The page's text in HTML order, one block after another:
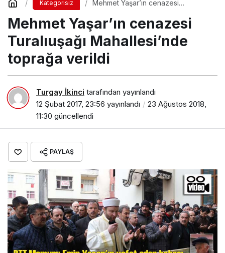
Kategorisiz
Mehmet Yaşar’ın cenazesi
verildi
Mehmet Yaşar’ın cenazesi
Turalıuşağı Mahallesi’nde
toprağa verildi
Turgay İkinci tarafından yayınlandı
12 Şubat 2017, 23:56 yayınlandı
23 Ağustos 2018,
11:30 güncellendi
PAYLAŞ